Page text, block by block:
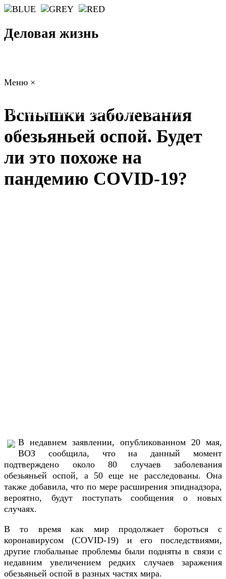
Деловая жизнь
Меню ×
РЕЙТИНГИ ЭКОНОМИКА ОТДЫХ НОВОСТИ
КОНСУЛЬТАНТЫ КОНТАКТЫ
Вспышки заболевания
обезьяньей оспой. Будет
ли это похоже на
пандемию COVID-19?
В недавнем заявлении, опубликованном 20 мая,
ВОЗ сообщила, что на данный момент
подтверждено около 80 случаев заболевания
обезьяньей оспой, а 50 еще не расследованы. Она
также добавила, что по мере расширения эпиднадзора,
вероятно, будут поступать сообщения о новых
случаях.
В то время как мир продолжает бороться с
коронавирусом (COVID-19) и его последствиями,
другие глобальные проблемы были подняты в связи с
недавним увеличением редких случаев заражения
обезьяньей оспой в разных частях мира.